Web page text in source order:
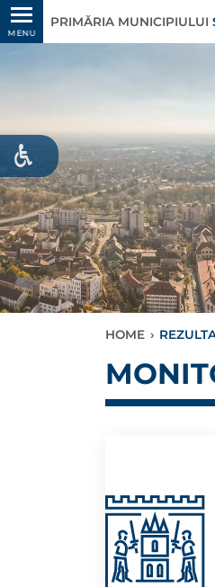
MENU
PRIMĂRIA MUNICIPIULUI
HOME ›